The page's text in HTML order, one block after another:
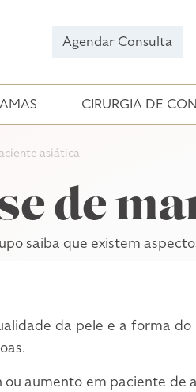
Agendar Consulta
CIRURGIA DE
asiática
de
saiba que existem
da pele e a forma
ou aumento em paciente